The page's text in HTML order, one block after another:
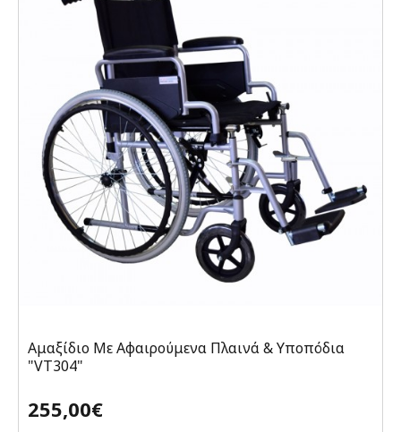
Αμαξίδιο Με Αφαιρούμενα Πλαινά & Υποπόδια
"VT304"
255,00€